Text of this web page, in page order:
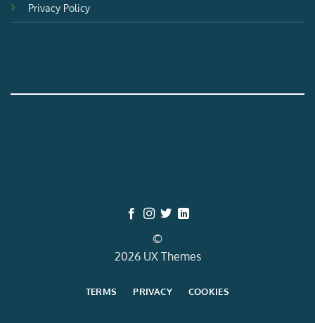
Privacy Policy
©
2026 UX Themes
TERMS PRIVACY COOKIES